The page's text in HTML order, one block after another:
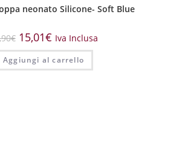
neonato Silicone- Soft Blue
€ 15,01€ Iva Inclusa
Aggiungi al carrello